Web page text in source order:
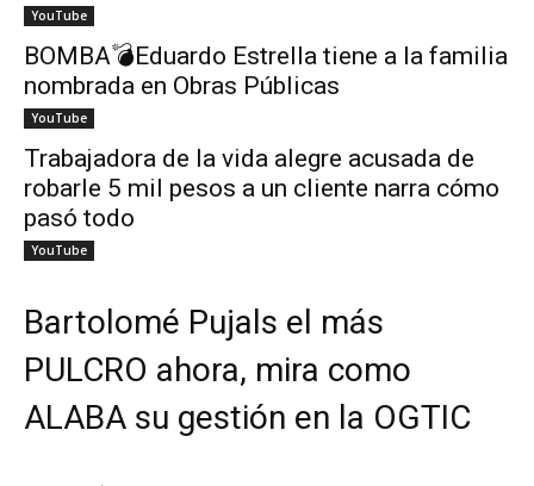
YouTube
BOMBA💣Eduardo Estrella tiene a la familia
nombrada en Obras Públicas
YouTube
Trabajadora de la vida alegre acusada de
robarle 5 mil pesos a un cliente narra cómo
pasó todo
YouTube
Bartolomé Pujals el más
PULCRO ahora, mira como
ALABA su gestión en la OGTIC